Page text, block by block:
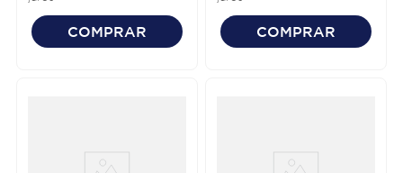
COMPRAR COMPRAR